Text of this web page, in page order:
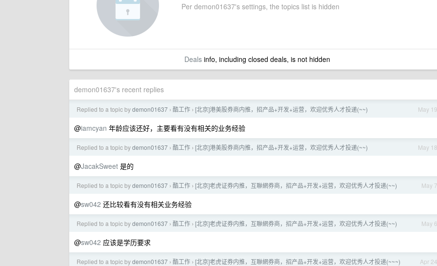
Per demon01637's settings, the topics list is hidden
Dealsinfo, including closed deals, is not hidden
demon01637's recent replies
May 19
Replied to a topic bydemon01637 › 酷工作 › [北京]港美股券商内推，招产品+开发+运营，欢迎优秀人才投递(~~)
@iamcyan 年龄应该还好，主要看有没有相关的业务经验
May 18
Replied to a topic bydemon01637 › 酷工作 › [北京]港美股券商内推，招产品+开发+运营，欢迎优秀人才投递(~~)
@JacakSweet 是的
May 7
Replied to a topic bydemon01637 › 酷工作 › [北京]老虎证券内推，互聯網券商，招产品+开发+运营，欢迎优秀人才投递(~~)
@sw042 还比较看有没有相关业务经验
May 6
Replied to a topic bydemon01637 › 酷工作 › [北京]老虎证券内推，互聯網券商，招产品+开发+运营，欢迎优秀人才投递(~~)
@sw042 应该是学历要求
Apr 24
Replied to a topic bydemon01637 › 酷工作 › [北京]老虎证券内推，互聯網券商，招产品+开发+运营，欢迎优秀人才投递(~~~)